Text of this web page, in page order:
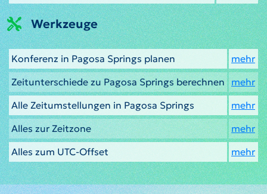
Werkzeuge
Konferenz in Pagosa Springs planen
mehr
Zeitunterschiede zu Pagosa Springs berechnen mehr
Alle Zeitumstellungen in Pagosa Springs
mehr
Alles zur Zeitzone
mehr
Alles zum UTC-Offset
mehr